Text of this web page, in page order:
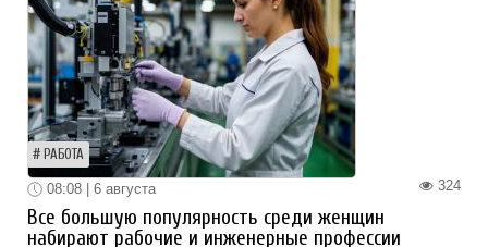
РАБОТА
324
08:08 | 6 августа
Все большую популярность среди женщин
набирают рабочие и инженерные профессии